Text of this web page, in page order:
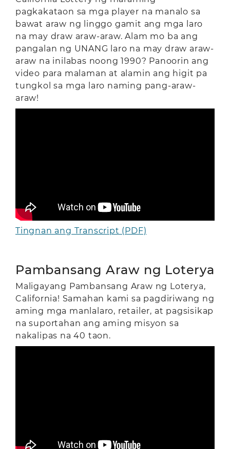
pagkakataon sa mga player na manalo sa
bawat araw ng linggo gamit ang mga laro
na may draw araw-araw. Alam mo ba ang
pangalan ng UNANG laro na may draw araw-
araw na inilabas noong 1990? Panoorin ang
video para malaman at alamin ang higit pa
tungkol sa mga laro naming pang-araw-
araw!
Tingnan ang Transcript (PDF)
Pambansang Araw ng Loterya
Maligayang Pambansang Araw ng Loterya,
California! Samahan kami sa pagdiriwang ng
aming mga manlalaro, retailer, at pagsisikap
na suportahan ang aming misyon sa
nakalipas na 40 taon.